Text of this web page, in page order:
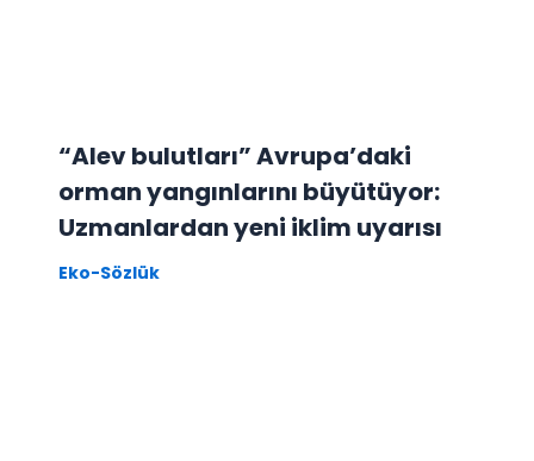
“Alev bulutları” Avrupa’daki
orman yangınlarını büyütüyor:
Uzmanlardan yeni iklim uyarısı
Eko-Sözlük